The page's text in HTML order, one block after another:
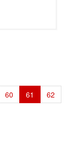
60 61
62